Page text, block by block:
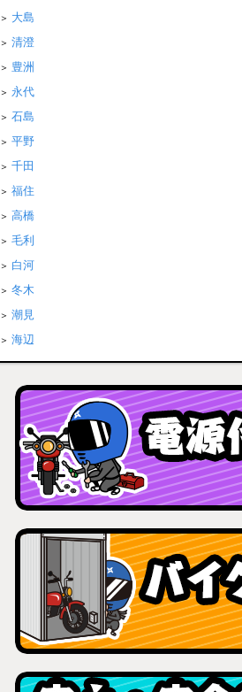
大島
清澄
豊洲
永代
石島
平野
千田
福住
高橋
毛利
白河
冬木
潮見
海辺